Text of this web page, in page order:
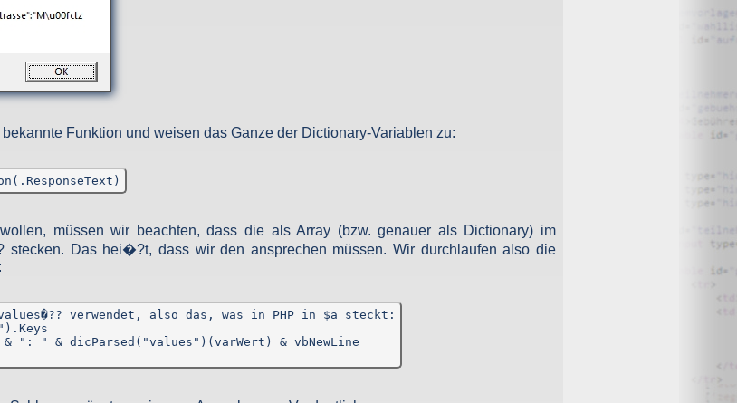
Funktion und weisen das Ganze der Dictionary-Variablen zu:
müssen wir beachten, dass die als Array (bzw. genauer als Dictionary) im
Das hei�?t, dass wir den ansprechen müssen. Wir durchlaufen also die
verwendet, also das, was in PHP in $a steckt:
": " & dicParsed("values")(varWert) & vbNewLine